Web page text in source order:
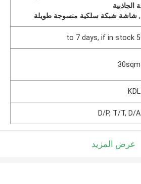
ة الجاذبية
,شاشة شبكة سلكية منسوجة طويلة
5 to 7 days, if in stock
30sqm
KDL
D/P, T/T, D/A
عرض المزيد